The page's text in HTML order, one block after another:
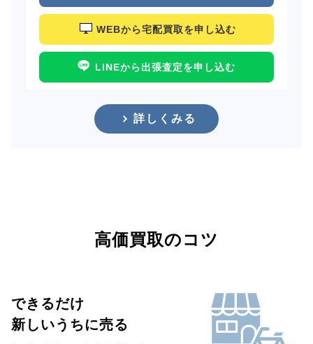
WEBから宅配買取を申し込む
LINEから出張査定を申し込む
詳しくみる
高価買取のコツ
できるだけ
新しいうちに売る